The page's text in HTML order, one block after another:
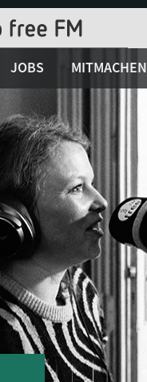
JOBS MITMACHEN